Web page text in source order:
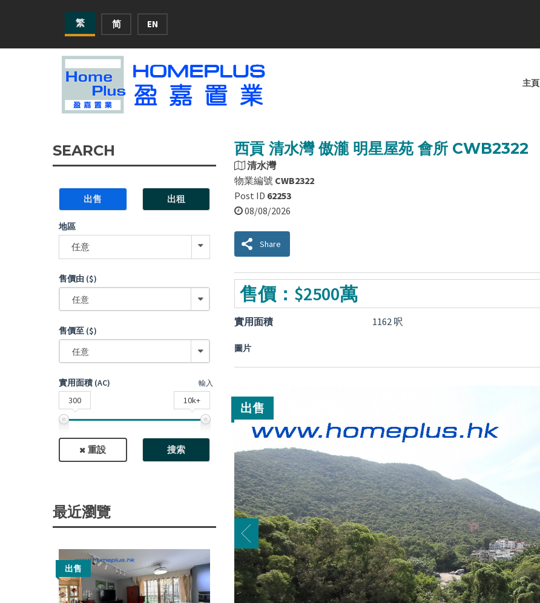
繁 简 EN
主頁
西貢 清水灣 傲瀧 明星屋苑 會所 CWB2322
清水灣
物業編號 CWB2322
Post ID 62253
08/08/2026
Share
售價：$2500萬
實用面積 1162 呎
圖片
出售
SEARCH
出售 出租
地區
任意
售價由 ($)
任意
售價至 ($)
任意
實用面積 (AC) 輸入
300 10k+
重設 搜索
最近瀏覽
出售